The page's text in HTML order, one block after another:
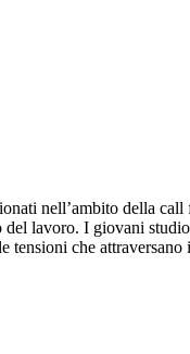
nell’ambito della
del lavoro. I giovani
tensioni che